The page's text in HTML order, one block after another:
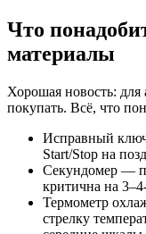
Что
материалы
Хорошая новость: для
покупать. Всё, что
Исправный
Start/Stop на
Секундомер —
критична на
Термометр
стрелку